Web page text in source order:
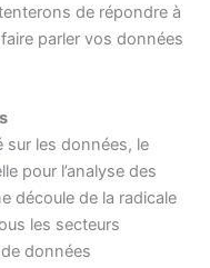
de répondre à
parler vos données
sur les données, le
pour l’analyse des
découle de la radicale
les secteurs
données